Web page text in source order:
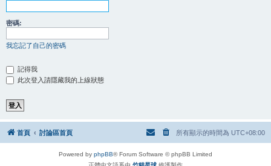
密碼:
我忘記了自己的密碼
記得我
此次登入請隱藏我的上線狀態
首頁 討論區首頁 所有顯示的時間為 UTC+08:00
Powered by phpBB® Forum Software © phpBB Limited